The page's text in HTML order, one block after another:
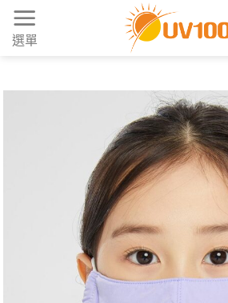
Skip
content
選單